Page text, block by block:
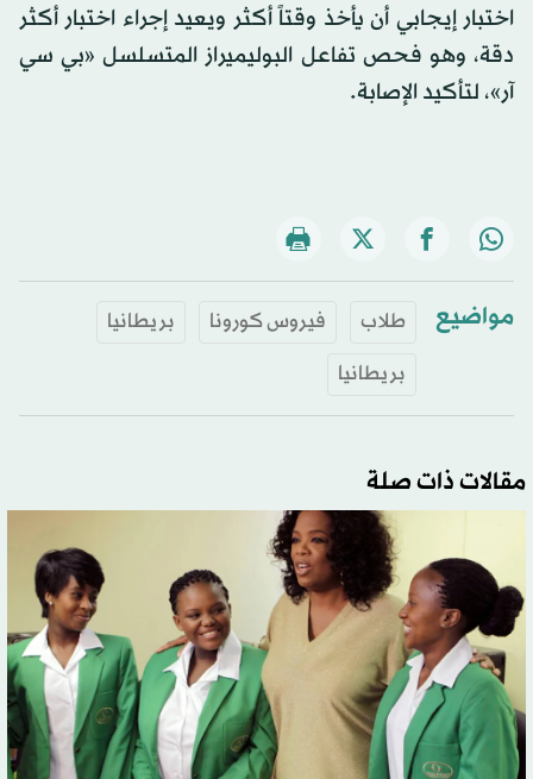
اختبار إيجابي أن يأخذ وقتاً أكثر ويعيد إجراء اختبار أكثر
دقة، وهو فحص تفاعل البوليميراز المتسلسل «بي سي
آر»، لتأكيد الإصابة.
مواضيع طلاب فيروس كورونا
بريطانيا
بريطانيا
مقالات ذات صلة